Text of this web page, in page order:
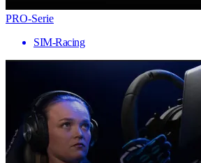
PRO-Serie
SIM-Racing